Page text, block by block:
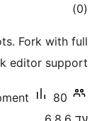
(0 דרוגים)
Fork with full
editor support.
80+ התקנות פעילות